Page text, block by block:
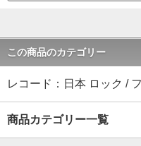
この商品のカテゴリー
レコード：日本 ロック /
商品カテゴリー一覧